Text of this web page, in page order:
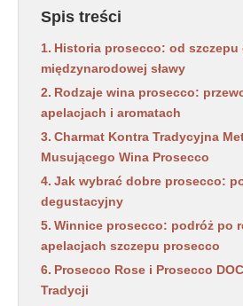
Spis treści
Historia prosecco: od szczepu
międzynarodowej sławy
Rodzaje wina prosecco:
apelacjach i aromatach
Charmat Kontra Tradycyjna
Musującego Wina Prosecco
Jak wybrać dobre prosecco:
degustacyjny
Winnice prosecco: podróż po
apelacjach szczepu prosecco
Prosecco Rose i Prosecco
Tradycji